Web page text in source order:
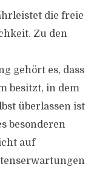
die freie
Zu den
gehört es, dass
besitzt, in dem
überlassen ist
besonderen
auf